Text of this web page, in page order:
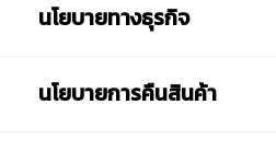
นโยบายทางธุรกิจ
นโยบายการคืนสินค้า